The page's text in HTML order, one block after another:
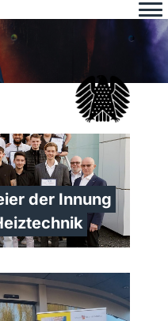
der Innung